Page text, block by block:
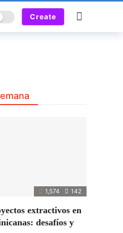
mode Create
1,574 142
extractivos en
desafíos y